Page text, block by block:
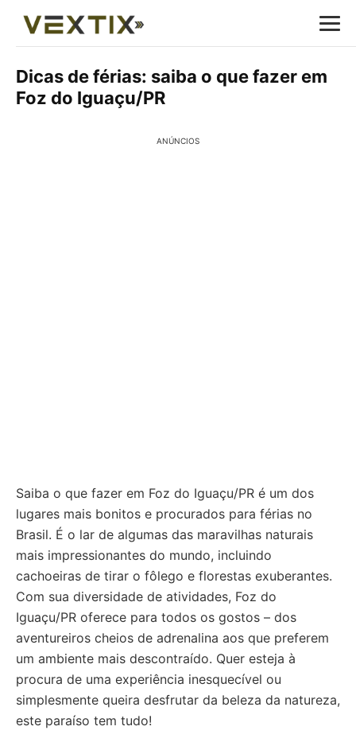
Dicas de férias: saiba o que fazer em
Foz do Iguaçu/PR
ANÚNCIOS
Saiba o que fazer em Foz do Iguaçu/PR é um dos
lugares mais bonitos e procurados para férias no
Brasil. É o lar de algumas das maravilhas naturais
mais impressionantes do mundo, incluindo
cachoeiras de tirar o fôlego e florestas exuberantes.
Com sua diversidade de atividades, Foz do
Iguaçu/PR oferece para todos os gostos – dos
aventureiros cheios de adrenalina aos que preferem
um ambiente mais descontraído. Quer esteja à
procura de uma experiência inesquecível ou
simplesmente queira desfrutar da beleza da natureza,
este paraíso tem tudo!